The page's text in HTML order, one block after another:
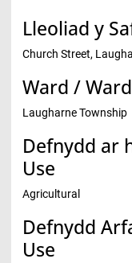
Lleoliad y
Church Street,
Ward / Ward
Laugharne Township
Defnydd ar
Use
Agricultural
Defnydd
Use